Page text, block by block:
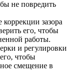
не повредить
зазора
его, чтобы
работы.
и регулировки
чтобы
смещение в